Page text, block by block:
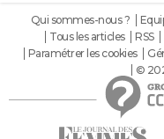
Qui sommes-nous ?
Tous les articles
RSS
Paramétrer les cookies
©